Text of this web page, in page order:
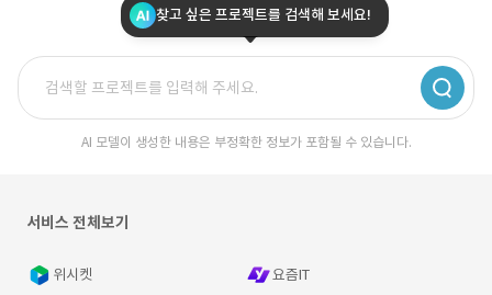
찾고 싶은 프로젝트를 검색해 보세요!
AI 모델이 생성한 내용은 부정확한 정보가 포함될 수 있습니다.
서비스 전체보기
위시켓 요즘IT